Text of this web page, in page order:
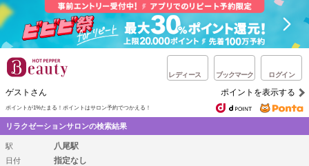
レディース ブックマーク ログイン
ゲストさん ポイントを表示する
ポイントが1%たまる！ ポイントはサロン予約でつかえる！
リラクゼーションサロンの検索結果
駅 八尾駅
日付 指定なし